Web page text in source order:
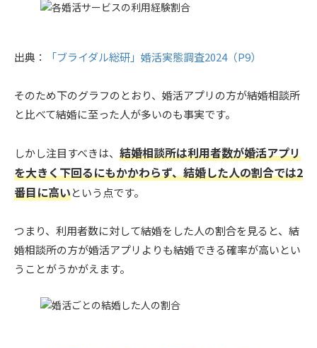
出典： 「ブライダル総研」婚活実態調査2024（P9）
そのため下のグラフのとおり、婚活アプリの方が結婚相談所
と比べて結婚に至った人が多いのも事実です。
しかし注目すべきは、 結婚相談所は利用者数が婚活アプリ
を大きく下回るにもかかわらず、結婚した人の割合では2
番目に高いという点です。
つまり、利用者数に対して結婚をした人の割合を見ると、結
婚相談所の方が婚活アプリよりも結婚できる確率が高いとい
うことがうかがえます。